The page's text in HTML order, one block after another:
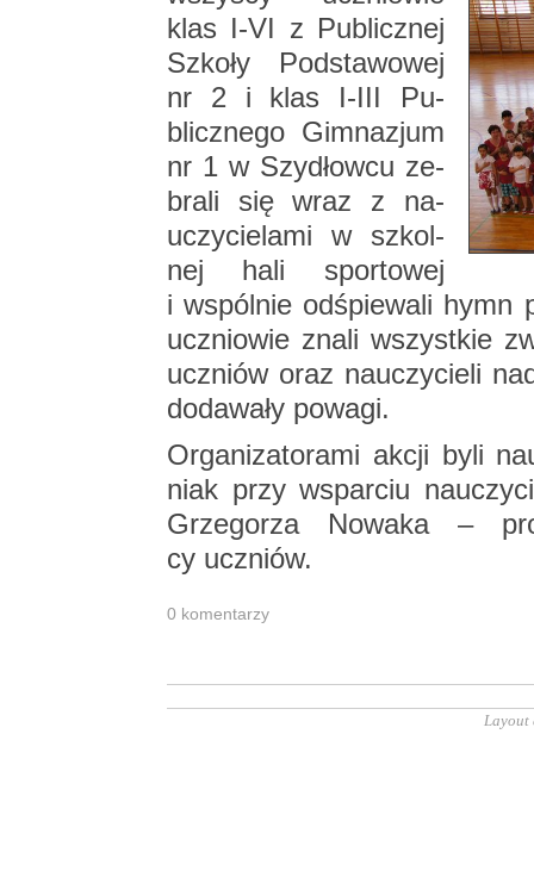
klas I-VI z Pu­blicz­nej
Szko­ły Pod­sta­wo­wej
nr 2 i klas I-III Pu­
blicz­ne­go Gim­na­zjum
nr 1 w Szy­dłow­cu ze­
bra­li się wraz z na­
uczy­cie­la­mi w szkol­
nej hali spor­to­wej
i wspól­nie od­śpie­wa­li hymn
ucznio­wie znali wszyst­kie
uczniów oraz na­uczy­cie­li
do­da­wa­ły po­wa­gi.
Or­ga­ni­za­to­ra­mi akcji byli
niak przy wspar­ciu
Grze­go­rza No­wa­ka –
cy uczniów.
0 ko­men­ta­rzy
Layout